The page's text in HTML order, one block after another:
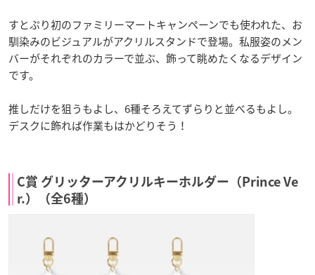
すとぷり初のファミリーマートキャンペーンでも使われた、お
馴染みのビジュアルがアクリルスタンドで登場。私服姿のメン
バーがそれぞれのカラーで並ぶ、飾って眺めたくなるデザイン
です。
推しだけを狙うもよし、6種そろえてずらりと並べるもよし。
デスクに飾れば作業もはかどりそう！
C賞 グリッターアクリルキーホルダー（Prince Ve
r.）（全6種）